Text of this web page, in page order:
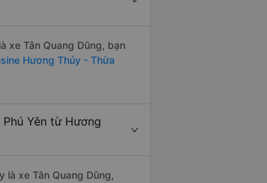
xe Tân Quang Dũng, bạn
Hương Thủy - Thừa
Yên từ Hương
là xe Tân Quang Dũng,